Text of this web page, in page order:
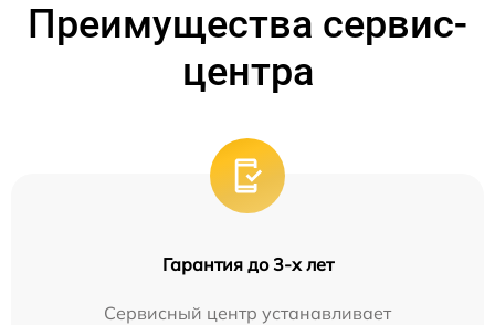
Преимущества сервис-
центра
Гарантия до 3-х лет
Сервисный центр устанавливает